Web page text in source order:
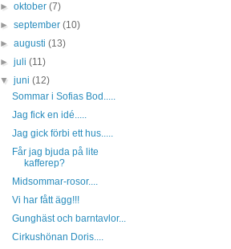
►oktober(7)
►september(10)
►augusti(13)
►juli(11)
▼juni(12)
Sommar i Sofias Bod.....
Jag fick en idé.....
Jag gick förbi ett hus.....
Får jag bjuda på lite
kafferep?
Midsommar-rosor....
Vi har fått ägg!!!
Gunghäst och barntavlor...
Cirkushönan Doris....